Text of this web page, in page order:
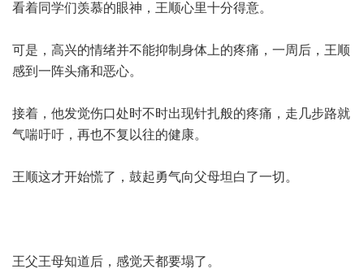
看着同学们羡慕的眼神，王顺心里十分得意。
可是，高兴的情绪并不能抑制身体上的疼痛，一周后，王顺
感到一阵头痛和恶心。
接着，他发觉伤口处时不时出现针扎般的疼痛，走几步路就
气喘吁吁，再也不复以往的健康。
王顺这才开始慌了，鼓起勇气向父母坦白了一切。
王父王母知道后，感觉天都要塌了。